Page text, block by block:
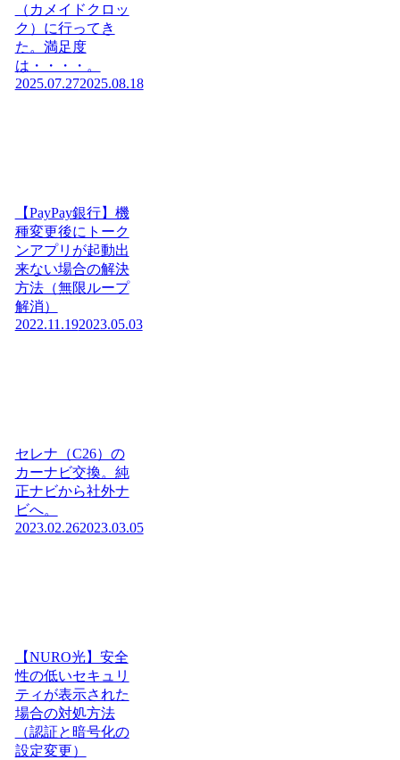
（カメイドクロッ
ク）に行ってき
た。満足度
は・・・・。
2025.07.272025.08.18
【PayPay銀行】機
種変更後にトーク
ンアプリが起動出
来ない場合の解決
方法（無限ループ
解消）
2022.11.192023.05.03
セレナ（C26）の
カーナビ交換。純
正ナビから社外ナ
ビへ。
2023.02.262023.03.05
【NURO光】安全
性の低いセキュリ
ティが表示された
場合の対処方法
（認証と暗号化の
設定変更）